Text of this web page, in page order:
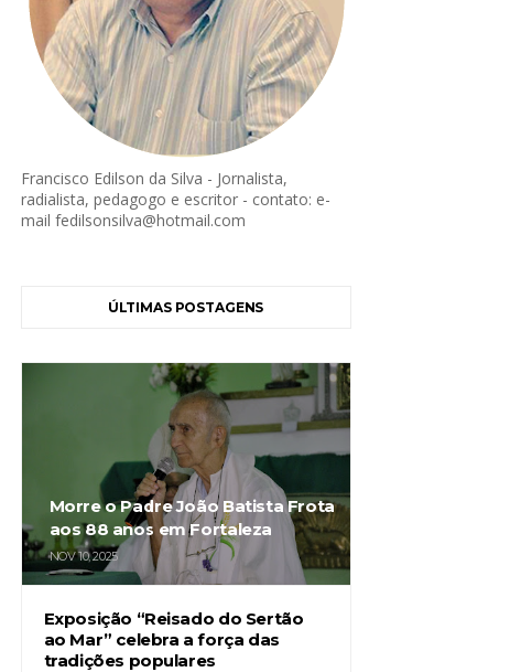
Francisco Edilson da Silva - Jornalista,
radialista, pedagogo e escritor - contato: e-
mail fedilsonsilva@hotmail.com
ÚLTIMAS POSTAGENS
Morre o Padre João Batista Frota
aos 88 anos em Fortaleza
NOV 10, 2025
Exposição “Reisado do Sertão
ao Mar” celebra a força das
tradições populares